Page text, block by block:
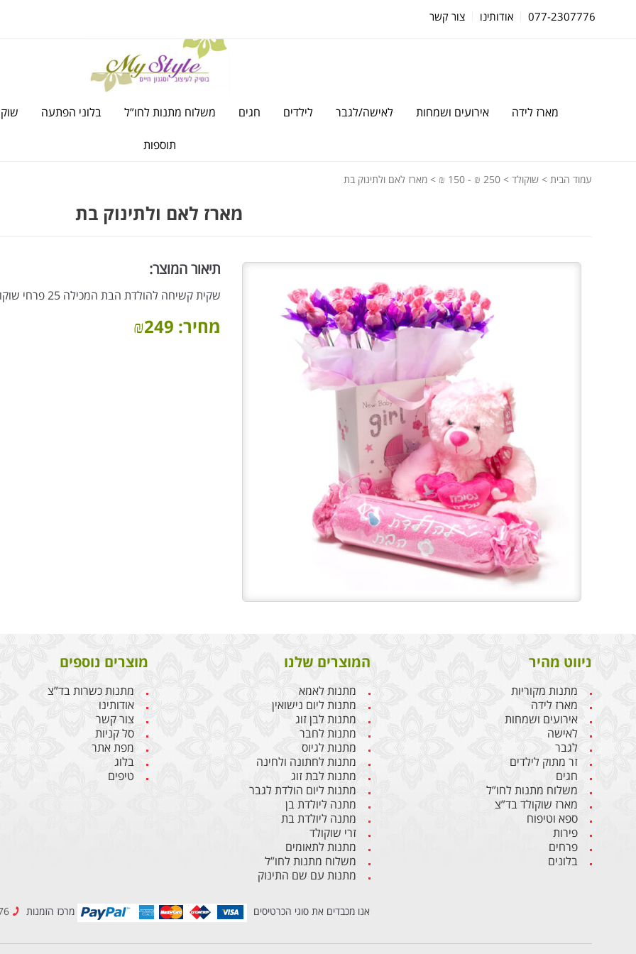
077-2307776 אודותינו צור קשר
מארז לידה אירועים ושמחות לאישה/לגבר לילדים חגים משלוח מתנות לחו”ל בלוני הפתעה
תוספות
עמוד הבית > שוקולד >
250 ₪ - 150 ₪ > מארז לאם ולתינוק בת
מארז לאם ולתינוק בת
תיאור המוצר:
שקית קשיחה להולדת הבת המכילה 25 פרחי שוקולד, דובי להולדת הבת ומגבת קפוצ’ון תואמת
מחיר: ₪249
ניווט מהיר
מתנות מקוריות
מארז לידה
אירועים ושמחות
לאישה
לגבר
זר מתוק לילדים
חגים
משלוח מתנות לחו”ל
מארז שוקולד בד”צ
ספא וטיפוח
פירות
פרחים
בלונים
המוצרים שלנו
מתנות לאמא
מתנות ליום נישואין
מתנות לבן זוג
מתנות לחבר
מתנות לגיוס
מתנות לחתונה ולחינה
מתנות לבת זוג
מתנות ליום הולדת לגבר
מתנה ליולדת בן
מתנה ליולדת בת
זרי שוקולד
מתנות לתאומים
משלוח מתנות לחו”ל
מתנות עם שם התינוק
מוצרים נוספים
מתנות כשרות בד”צ
אודותינו
צור קשר
סל קניות
מפת אתר
בלוג
טיפים
אנו מכבדים את סוגי הכרטיסים מרכז הזמנות 077-2307776